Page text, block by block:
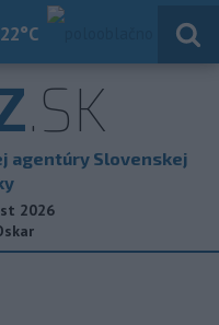
22°C
.SK
agentúry Slovenskej
2026